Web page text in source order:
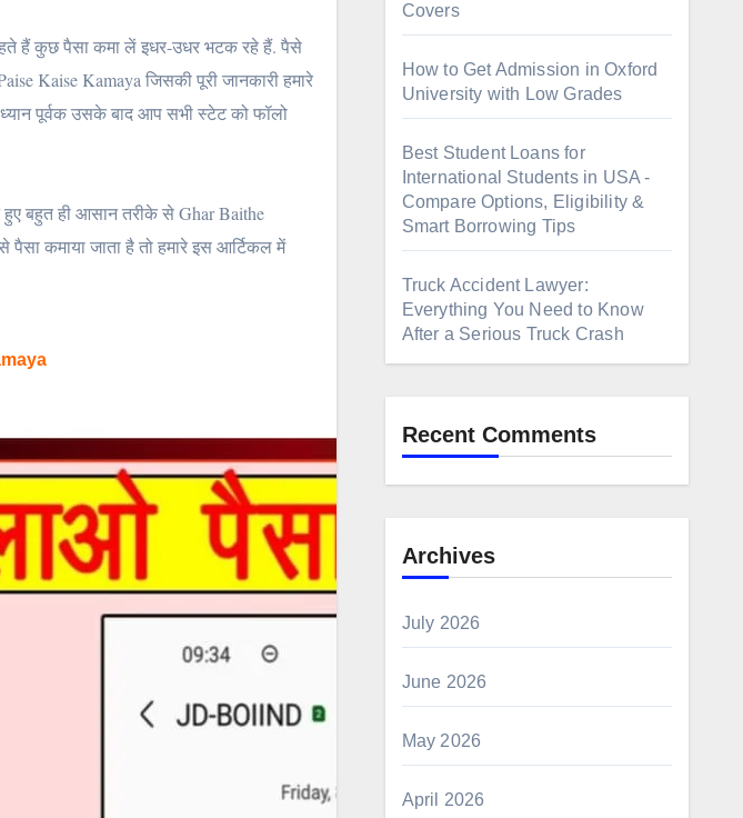
हैं कुछ पैसा कमा लें इधर-उधर भटक रहे हैं. पैसे
Kaise Kamaya जिसकी पूरी जानकारी हमारे
पूर्वक उसके बाद आप सभी स्टेट को फॉलो
बहुत ही आसान तरीके से Ghar Baithe
कमाया जाता है तो हमारे इस आर्टिकल में
Covers
How to Get Admission in Oxford
University with Low Grades
Best Student Loans for
International Students in USA -
Compare Options, Eligibility &
Smart Borrowing Tips
Truck Accident Lawyer:
Everything You Need to Know
After a Serious Truck Crash
Recent Comments
Archives
July 2026
June 2026
May 2026
April 2026